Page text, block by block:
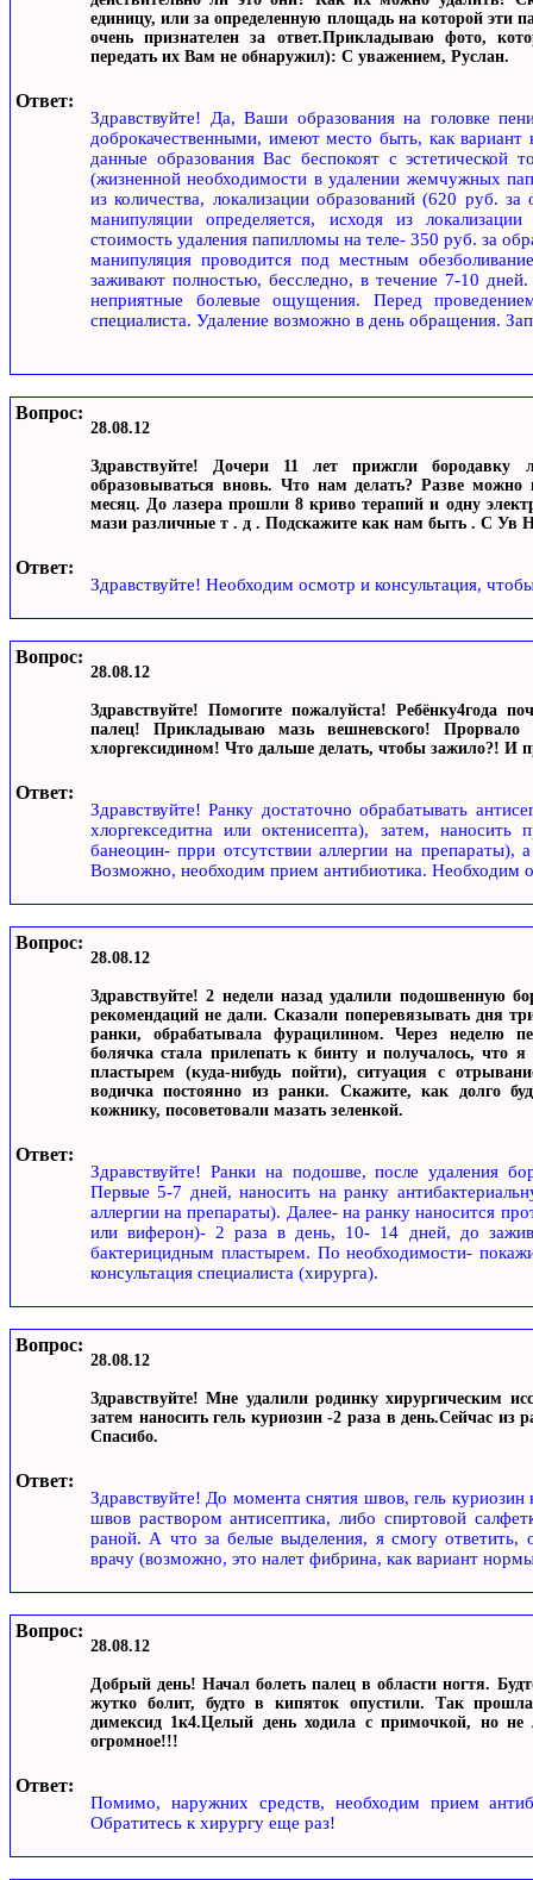
единицу, или за определенную площадь на которой эти
очень признателен за ответ.Прикладываю фото,
передать их Вам не обнаружил): С уважением, Руслан.
Ответ:
Здравствуйте! Да, Ваши образования на головке
доброкачественными, имеют место быть, как
данные образования Вас беспокоят с
(жизненной необходимости в удалении жемчужных
из количества, локализации образований (620 руб.
манипуляции определяется, исходя из
стоимость удаления папилломы на теле- 350 руб. за
манипуляция проводится под местным
заживают полностью, бесследно, в течение 7-10
неприятные болевые ощущения. Перед
специалиста. Удаление возможно в день обращения.
Вопрос:
28.08.12
Здравствуйте! Дочери 11 лет прижгли
образовываться вновь. Что нам делать? Разве
месяц. До лазера прошли 8 криво терапий и одну
мази различные т . д . Подскажите как нам быть . С Ув
Ответ:
Здравствуйте! Необходим осмотр и консультация,
Вопрос:
28.08.12
Здравствуйте! Помогите пожалуйста! Ребёнку4года
палец! Прикладываю мазь вешневского!
хлоргексидином! Что дальше делать, чтобы зажило?! И
Ответ:
Здравствуйте! Ранку достаточно обрабатывать
хлоргекседитна или октенисепта), затем,
банеоцин- прри отсутствии аллергии на
Возможно, необходим прием антибиотика. Необходим
Вопрос:
28.08.12
Здравствуйте! 2 недели назад удалили подошвенную
рекомендаций не дали. Сказали поперевязывать дня
ранки, обрабатывала фурацилином. Через неделю
болячка стала прилепать к бинту и получалось, что
пластырем (куда-нибудь пойти), ситуация с
водичка постоянно из ранки. Скажите, как долго
кожнику, посоветовали мазать зеленкой.
Ответ:
Здравствуйте! Ранки на подошве, после удаления
Первые 5-7 дней, наносить на ранку
аллергии на препараты). Далее- на ранку наносится
или виферон)- 2 раза в день, 10- 14 дней, до
бактерицидным пластырем. По необходимости-
консультация специалиста (хирурга).
Вопрос:
28.08.12
Здравствуйте! Мне удалили родинку хирургическим
затем наносить гель куриозин -2 раза в день.Сейчас из
Спасибо.
Ответ:
Здравствуйте! До момента снятия швов, гель
швов раствором антисептика, либо спиртовой
раной. А что за белые выделения, я смогу
врачу (возможно, это налет фибрина, как вариант
Вопрос:
28.08.12
Добрый день! Начал болеть палец в области ногтя.
жутко болит, будто в кипяток опустили. Так
димексид 1к4.Целый день ходила с примочкой, но
огромное!!!
Ответ:
Помимо, наружних средств, необходим прием
Обратитесь к хирургу еще раз!